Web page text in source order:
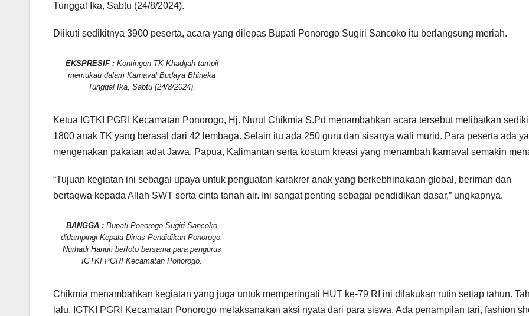
Tunggal Ika, Sabtu (24/8/2024).
Diikuti sedikitnya 3900 peserta, acara yang dilepas Bupati Ponorogo Sugiri Sancoko itu berlangsung meriah.
EKSPRESIF :Kontingen TK Khadijah tampil
memukau dalam Karnaval Budaya Bhineka
Tunggal Ika, Sabtu (24/8/2024).
Ketua IGTKI PGRI Kecamatan Ponorogo, Hj. Nurul Chikmia S.Pd menambahkan acara tersebut melibatkan
1800 anak TK yang berasal dari 42 lembaga. Selain itu ada 250 guru dan sisanya wali murid. Para peserta ada
mengenakan pakaian adat Jawa, Papua, Kalimantan serta kostum kreasi yang menambah karnaval semakin
“Tujuan kegiatan ini sebagai upaya untuk penguatan karakrer anak yang berkebhinakaan global, beriman dan
bertaqwa kepada Allah SWT serta cinta tanah air. Ini sangat penting sebagai pendidikan dasar,” ungkapnya.
BANGGA : Bupati Ponorogo Sugiri Sancoko
didampingi Kepala Dinas Pendidikan Ponorogo,
Nurhadi Hanuri berfoto bersama para pengurus
IGTKI PGRI Kecamatan Ponorogo.
Chikmia menambahkan kegiatan yang juga untuk memperingati HUT ke-79 RI ini dilakukan rutin setiap tahun.
lalu, IGTKI PGRI Kecamatan Ponorogo melaksanakan aksi nyata dari para siswa. Ada penampilan tari, fashion